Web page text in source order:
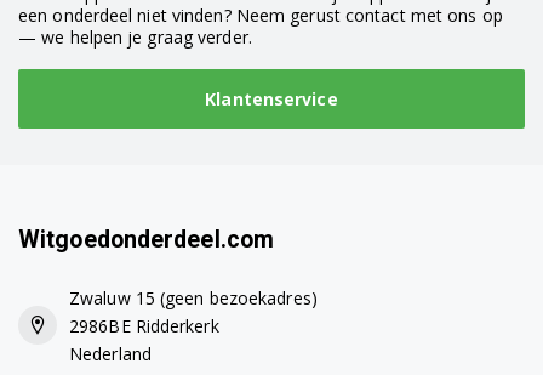
een onderdeel niet vinden? Neem gerust contact met ons op
— we helpen je graag verder.
Klantenservice
Witgoedonderdeel.com
Zwaluw 15 (geen bezoekadres)
2986BE Ridderkerk
Nederland